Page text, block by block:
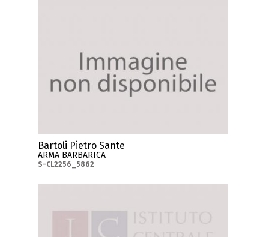
Bartoli Pietro Sante
ARMA BARBARICA
S-CL2256_5862